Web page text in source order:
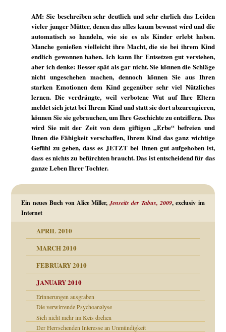
AM: Sie beschreiben sehr deutlich und sehr ehrlich das Leiden
vieler junger Mütter, denen das alles kaum bewusst wird und die
automatisch so handeln, wie sie es als Kinder erlebt haben.
Manche genießen vielleicht ihre Macht, die sie bei ihrem Kind
endlich gewonnen haben. Ich kann Ihr Entsetzen gut verstehen,
aber ich denke: Besser spät als gar nicht. Sie können die Schläge
nicht ungeschehen machen, dennoch können Sie aus Ihren
starken Emotionen dem Kind gegenüber sehr viel Nützliches
lernen. Die verdrängte, weil verbotene Wut auf Ihre Eltern
meldet sich jetzt bei Ihrem Kind und statt sie dort abzureagieren,
können Sie sie gebrauchen, um Ihre Geschichte zu entziffern. Das
wird Sie mit der Zeit von dem giftigen „Erbe“ befreien und
Ihnen die Fähigkeit verschaffen, Ihrem Kind das ganz wichtige
Gefühl zu geben, dass es JETZT bei Ihnen gut aufgehoben ist,
dass es nichts zu befürchten braucht. Das ist entscheidend für das
ganze Leben Ihrer Tochter.
Ein neues Buch von Alice Miller,Jenseits der Tabus, 2009, exclusiv im
Internet
APRIL 2010
MARCH 2010
FEBRUARY 2010
JANUARY 2010
Erinnerungen ausgraben
Die verwirrende Psychoanalyse
Sich nicht mehr im Keis drehen
Der Herrschenden Interesse an Unmündigkeit